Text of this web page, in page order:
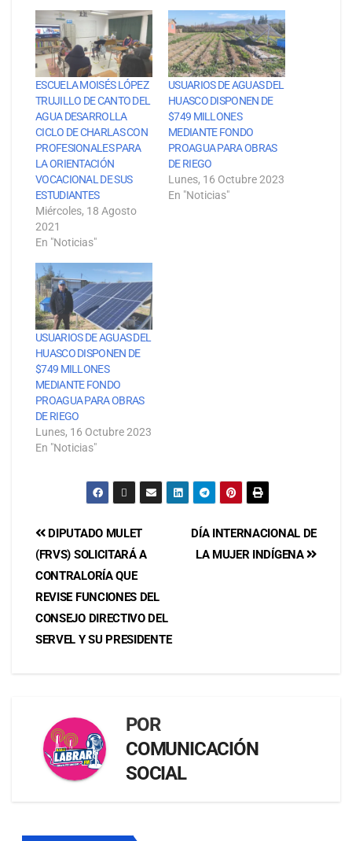
ESCUELA MOISÉS LÓPEZ
TRUJILLO DE CANTO DEL
AGUA DESARROLLA
CICLO DE CHARLAS CON
PROFESIONALES PARA
LA ORIENTACIÓN
VOCACIONAL DE SUS
ESTUDIANTES
Miércoles, 18 Agosto
2021
En "Noticias"
USUARIOS DE AGUAS DEL
HUASCO DISPONEN DE
$749 MILLONES
MEDIANTE FONDO
PROAGUA PARA OBRAS
DE RIEGO
Lunes, 16 Octubre 2023
En "Noticias"
USUARIOS DE AGUAS DEL
HUASCO DISPONEN DE
$749 MILLONES
MEDIANTE FONDO
PROAGUA PARA OBRAS
DE RIEGO
Lunes, 16 Octubre 2023
En "Noticias"
DÍA INTERNACIONAL DE
LA MUJER INDÍGENA
DIPUTADO MULET
(FRVS) SOLICITARÁ A
CONTRALORÍA QUE
REVISE FUNCIONES DEL
CONSEJO DIRECTIVO DEL
SERVEL Y SU PRESIDENTE
POR
COMUNICACIÓN
SOCIAL